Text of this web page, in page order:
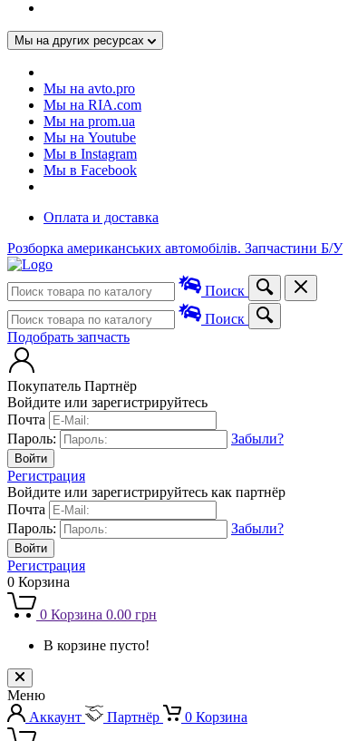
Мы на других ресурсах
Мы на avto.pro
Мы на RIA.com
Мы на prom.ua
Мы на Youtube
Мы в Instagram
Мы в Facebook
Оплата и доставка
Розборка американських автомобілів. Запчастини Б/У
Поиск
Поиск
Подобрать запчасть
Покупатель Партнёр
Войдите или зарегистрируйтесь
Почта
Пароль:
Забыли?
Регистрация
Войдите или зарегистрируйтесь как партнёр
Почта
Пароль:
Забыли?
Регистрация
0 Корзина
0 Корзина 0.00 грн
В корзине пусто!
Меню
Аккаунт
Партнёр 0 Корзина